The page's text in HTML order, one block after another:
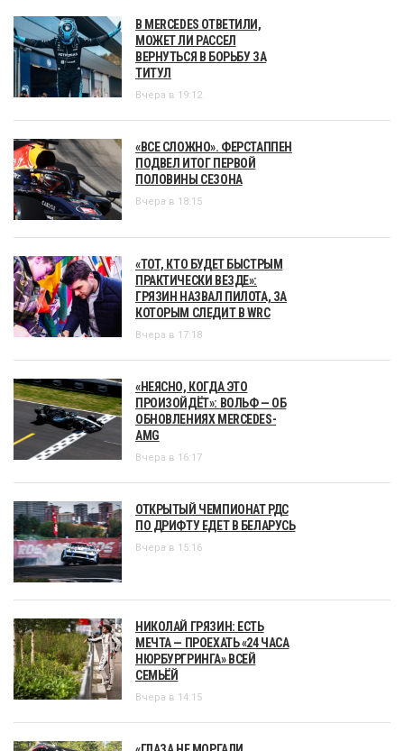
В MERCEDES ОТВЕТИЛИ,
МОЖЕТ ЛИ РАССЕЛ
ВЕРНУТЬСЯ В БОРЬБУ ЗА
ТИТУЛ
Вчера в 19:12
«ВСЕ СЛОЖНО». ФЕРСТАППЕН
ПОДВЕЛ ИТОГ ПЕРВОЙ
ПОЛОВИНЫ СЕЗОНА
Вчера в 18:15
«ТОТ, КТО БУДЕТ БЫСТРЫМ
ПРАКТИЧЕСКИ ВЕЗДЕ»:
ГРЯЗИН НАЗВАЛ ПИЛОТА, ЗА
КОТОРЫМ СЛЕДИТ В WRC
Вчера в 17:18
«НЕЯСНО, КОГДА ЭТО
ПРОИЗОЙДЁТ»: ВОЛЬФ — ОБ
ОБНОВЛЕНИЯХ MERCEDES-
AMG
Вчера в 16:17
ОТКРЫТЫЙ ЧЕМПИОНАТ РДС
ПО ДРИФТУ ЕДЕТ В БЕЛАРУСЬ
Вчера в 15:16
НИКОЛАЙ ГРЯЗИН: ЕСТЬ
МЕЧТА — ПРОЕХАТЬ «24 ЧАСА
НЮРБУРГРИНГА» ВСЕЙ
СЕМЬЁЙ
Вчера в 14:15